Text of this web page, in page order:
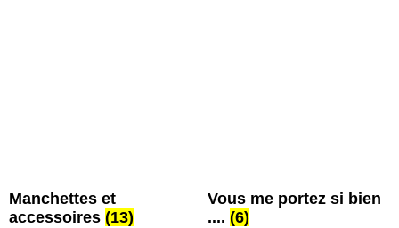
Manchettes et
accessoires (13)
Vous me portez si bien
.... (6)